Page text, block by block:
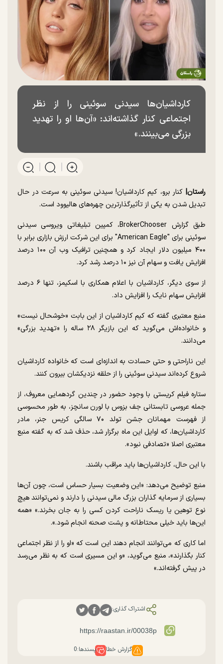
کارداشیان‌ها سیدنی سوئینی را از نظر
اجتماعی کنار گذاشته‌اند: «آن‌ها او را تهدید
بزرگی می‌بینند.»
راستان| کنار برو، کیم کارداشیان! سیدنی سوئینی به سرعت در حال
تبدیل شدن به یکی از تأثیرگذارترین چهره‌های هالیوود است.
طبق گزارش BrokerChooser، کمپین تبلیغاتی ویروسی سیدنی
سوئینی برای "American Eagle" برای این شرکت ارزش بازاری برابر با
۴۰۰ میلیون دلار ایجاد کرد و همچنین ترافیک وب آن ۱۰۰ درصد
افزایش یافت و سهام آن نیز ۱۰ درصد رشد کرد.
از سوی دیگر، کارداشیان با اعلام همکاری با اسکیمز، تنها ۶ درصد
افزایش سهام نایک را افزایش داد.
منبع معتبری گفته که کیم کارداشیان‌ از این بابت «خوشحال نیست»
و خانواده‌اش می‌گوید که این بازیگر ۲۸ ساله را «تهدید بزرگی»
می‌دانند.
این ناراحتی و حتی حسادت به اندازه‌ای است که خانواده کارداشیان
شروع کرده‌اند سیدنی سوئینی را از حلقه نزدیکشان بیرون کنند.
ستاره فیلم کریستی با وجود حضور در چندین گردهمایی معروف، از
جمله عروسی تابستانی جف بزوس با لورن سانچز، به طور محسوسی
از فهرست مهمانان جشن تولد ۷۰ سالگی کریس جنر، مادر
کارداشیان‌ها، که اوایل این ماه برگزار شد، حذف شد که به گفته منبع
معتبری اصلا «تصادفی نبود».
با این حال، کارداشیان‌ها باید مراقب باشند.
منبع توضیح می‌دهد: «این وضعیت بسیار حساس است، چون آن‌ها
بسیاری از سرمایه گذاران بزرگ مالی سیدنی را دارند و نمی‌توانند هیچ
نوع توهین یا ریسک ناراحت کردن کسی را به جان بخرند.» «همه
این‌ها باید خیلی محتاطانه و پشت صحنه انجام شود.».
اما کاری که می‌توانند انجام دهند این است که «او را از نظر اجتماعی
کنار بگذارند»، منبع می‌گوید، «و این مسیری است که به نظر می‌رسد
در پیش گرفته‌اند.»
اشتراک گذاری:
گزارش خطا پسندها:0